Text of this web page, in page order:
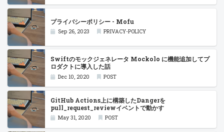
プライバシーポリシー - Mofu
Sep 26, 2023 PRIVACY-POLICY
Swiftのモックジェネレータ Mockolo に機能追加してプ
ロダクトに導入した話
Dec 10, 2020 POST
GitHub Actions上に構築したDangerを
pull_request_reviewイベントで動かす
May 31, 2020 POST